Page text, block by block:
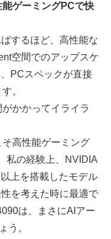
能ゲーミングPCで快
するほど、高性能な
空間でのアップスケ
PCスペックが直接
。
がかかってイライラ
高性能ゲーミング
私の経験上、NVIDIA
上を搭載したモデル
を考えた時に最適で
は、まさにAIアー
う。